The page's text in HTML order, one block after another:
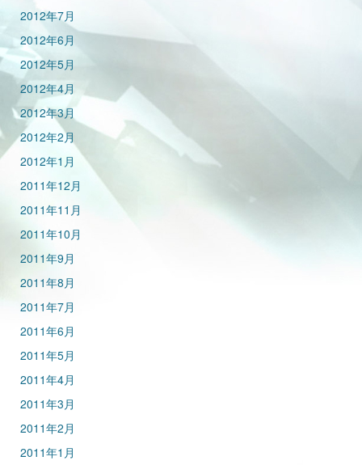
2012年7月
2012年6月
2012年5月
2012年4月
2012年3月
2012年2月
2012年1月
2011年12月
2011年11月
2011年10月
2011年9月
2011年8月
2011年7月
2011年6月
2011年5月
2011年4月
2011年3月
2011年2月
2011年1月